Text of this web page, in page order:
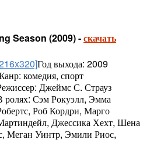
Season (2009) -скачать
Год выхода: 2009
комедия, спорт
Джеймс С. Страуз
ролях: Сэм Рокуэлл, Эмма
Роб Кордри, Марго
Джессика Хехт, Шена
Меган Уинтр, Эмили Риос,